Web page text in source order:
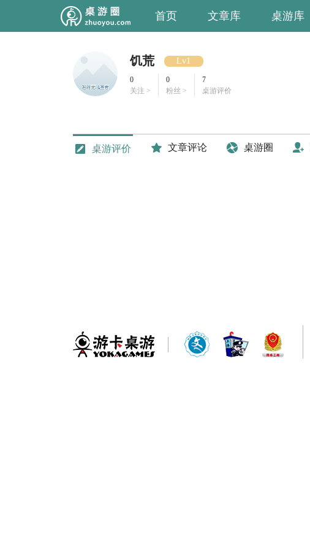
首页 文章库 桌游库
饥荒 Lv1
0
关注 >
0
粉丝 >
7
桌游评价
桌游评价 文章评论 桌游圈